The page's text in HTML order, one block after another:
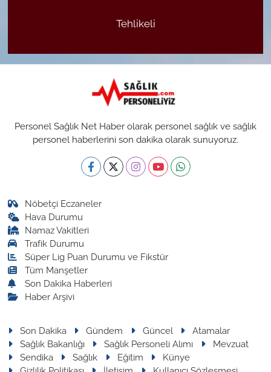
Tehlikeli
Personel Sağlık Net Haber olarak personel sağlık ve sağlık
personel haberlerini son dakika olarak sunuyoruz.
Nöbetçi Eczaneler
Hava Durumu
Namaz Vakitleri
Trafik Durumu
Süper Lig Puan Durumu ve Fikstür
Tüm Manşetler
Son Dakika Haberleri
Haber Arşivi
Son Dakika Gündem Güncel
Atamalar
Sağlık Bakanlığı
Sağlık Personeli Alımı
Mevzuat
Sendika
Sağlık Eğitim
Künye